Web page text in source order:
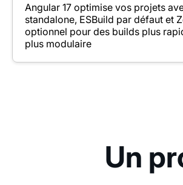
Angular 17 optimise vos projets
standalone, ESBuild par défaut et
optionnel pour des builds plus
plus modulaire
Un